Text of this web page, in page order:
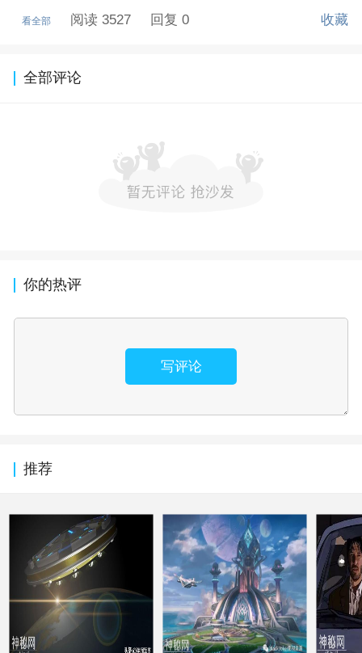
看全部 阅读 3527 回复 0 收藏
全部评论
你的热评
写评论
推荐